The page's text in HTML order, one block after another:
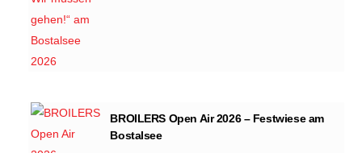
BROILERS Open Air 2026 – Festwiese am
Bostalsee